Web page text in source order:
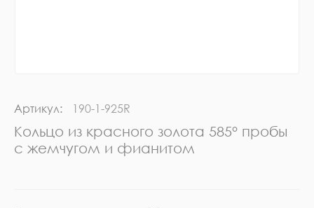
Артикул: 190-1-925R
Кольцо из красного золота 585° пробы
с жемчугом и фианитом